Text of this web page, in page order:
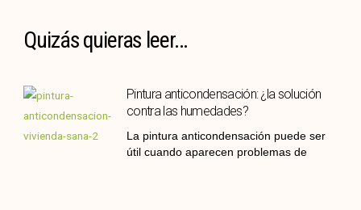
Quizás quieras leer...
Pintura anticondensación: ¿la solución
contra las humedades?
La pintura anticondensación puede ser
útil cuando aparecen problemas de